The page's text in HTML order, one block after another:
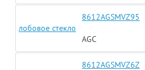
лобовое стекло
8612AGSMVZ95
AGC
8612AGSMVZ6Z